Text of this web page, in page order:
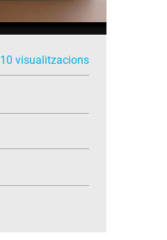
10 visualitzacions